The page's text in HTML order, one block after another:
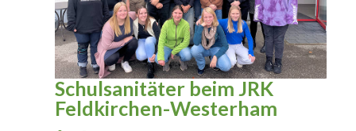
Schulsanitäter beim JRK
Feldkirchen-Westerham